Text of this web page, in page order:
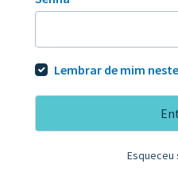
Lembrar de mim
Esqueceu